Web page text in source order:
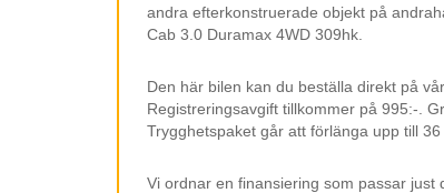
andra efterkonstruerade objekt på
Cab 3.0 Duramax 4WD 309hk.
Den här bilen kan du beställa direkt på
Registreringsavgift tillkommer på 995:-.
Trygghetspaket går att förlänga upp till
Vi ordnar en finansiering som passar just